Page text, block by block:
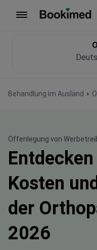
Behandlung im Ausland
Offenlegung von
Kosten
der
2026